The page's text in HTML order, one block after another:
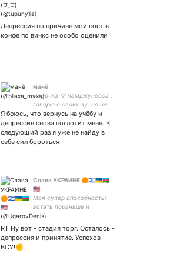
Депрессия по причине мой пост в
конфе по винкс не особо оценили
манё
марочка ♡ намджунесса ;
говорю о своих ау, но не
пишу их (пишу) ; намджины
мужья, соупы тоже
Я боюсь, что вернусь на учёбу и
депрессия снова поглотит меня. В
следующий раз я уже не найду в
себе сил бороться
Слава УКРАИНЕ 🟠🇮🇱🇺🇦🇦🇿
🇺🇸
Моя супер способность:
встать пораньше и
опоздать не торопясь...
#UnitedNations #Europe
#Ukraine #PutinWarCrimes
RT Ну вот - стадия торг. Осталось -
депрессия и принятие. Успехов
ВСУ!✊